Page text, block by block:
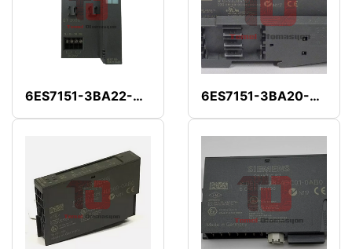
6ES7151-3BA22-0AB0 6ES7151-3BA20-0AB0